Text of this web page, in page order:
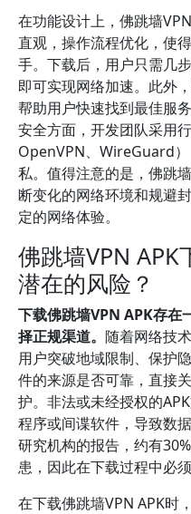
在功能设计上，佛跳墙
直观，操作流程优化，使
手。下载后，用户只需几
即可实现网络加速。此外
帮助用户快速找到最佳服
安全方面，开发团队采用
OpenVPN、WireGuard
私。值得注意的是，佛跳
断变化的网络环境和规避
定的网络体验。
佛跳墙VPN
潜在的风险？
下载佛跳墙VPN APK存在
择正规渠道。 随着网络技
用户突破地域限制、保护
件的来源是否可靠，直接
护。非法或未经授权的
程序或间谍软件，导致数
研究机构的报告，约有
患，因此在下载过程中必
在下载佛跳墙VPN APK时